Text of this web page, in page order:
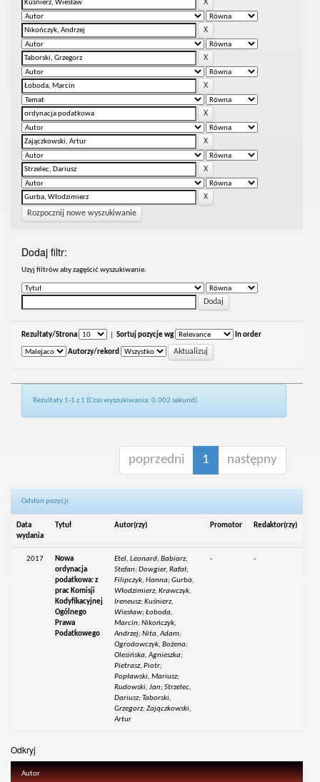
Rozpocznij nowe wyszukiwanie
Dodaj filtr:
Uzyj filtrów aby zagęścić wyszukiwanie.
Rezultaty/Strona Sortuj pozycje wg In order
Autorzy/rekord
Rezultaty 1-1 z 1 (Czas wyszukiwania: 0.002 sekund).
poprzedni 1 następny
Odsłon pozycji:
Data
wydania
Tytuł Autor(rzy) Promotor Redaktor(rzy)
2017
Nowa
ordynacja
podatkowa: z
prac Komisji
Kodyfikacyjnej
Ogólnego
Prawa
Podatkowego
Etel, Leonard; Babiarz,
Stefan; Dowgier, Rafał;
Filipczyk, Hanna; Gurba,
Włodzimierz; Krawczyk,
Ireneusz; Kuśnierz,
Wiesław; Łoboda,
Marcin; Nikończyk,
Andrzej; Nita, Adam;
Ogrodowczyk, Bożena;
Olesińska, Agnieszka;
Pietrasz, Piotr;
Popławski, Mariusz;
Rudowski, Jan; Strzelec,
Dariusz; Taborski,
Grzegorz; Zajączkowski,
Artur
- -
Odkryj
Autor